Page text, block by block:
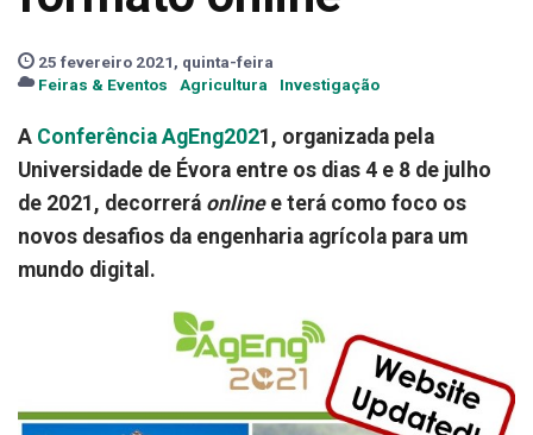
25 fevereiro 2021, quinta-feira
Feiras & Eventos
Agricultura Investigação
A Conferência AgEng2021, organizada pela
Universidade de Évora entre os dias 4 e 8 de julho
de 2021, decorrerá online e terá como foco os
novos desafios da engenharia agrícola para um
mundo digital.